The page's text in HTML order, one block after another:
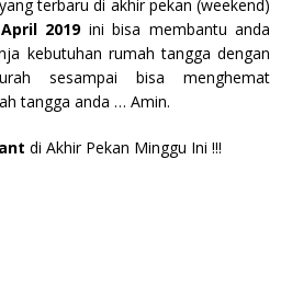
terbaru di akhir pekan (weekend)
2019ini bisa membantu anda
kebutuhan rumah tangga dengan
sesampai bisa menghemat
tangga anda … Amin.
di Akhir Pekan Minggu Ini !!!